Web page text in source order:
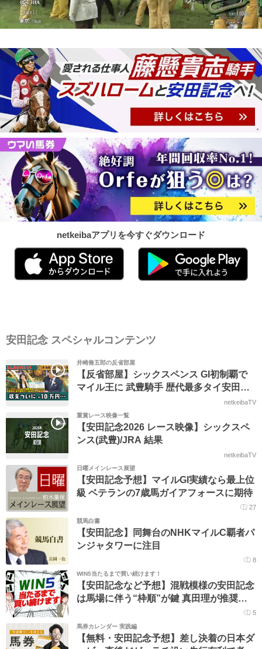
netkeibaアプリを今すぐダウンロード
安田記念 スペシャルコンテンツ
井崎脩五郎の反省部屋
【反省部屋】シックスペンス GI初制覇で
マイル王に 武豊騎手 歴代最多タイ安田記
念４勝目！細江純子『逃げ馬不在で展開読
めてたのに…』【安田記念】
netkeibaTV
重賞レース映像一覧
【安田記念2026 レース映像】シックスペ
ンス(武豊)/JRA 結果
netkeibaTV
日曜メインレース展望
【安田記念予想】マイルGI実績なら最上位
級 ベテランの7歳馬ガイアフォースに期待
27
競馬白書
【安田記念】同舞台のNHKマイルC覇者パ
ンジャタワーに注目
8
WIN5当たるまで買い続けます！
【安田記念など予想】混戦模様の安田記念
は馬場に伴う“枠順”が鍵 真田理が推奨す
5
馬券カレンダー 実践編
【無料・安田記念予想】差し決着の日本ダ